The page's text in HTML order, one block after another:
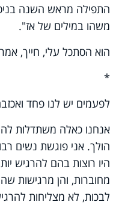
התפילה מראש השנה
משהו במילים של אז".
הוא הסתכל עלי, חייך,
*
לפעמים יש לנו פחד
אנחנו כאלה משתדלות
הולך. אני פוגשת נשים
היו רוצות בהם להרגיש
מחוברות, והן מרגישות
לבכות, לא מצליחות